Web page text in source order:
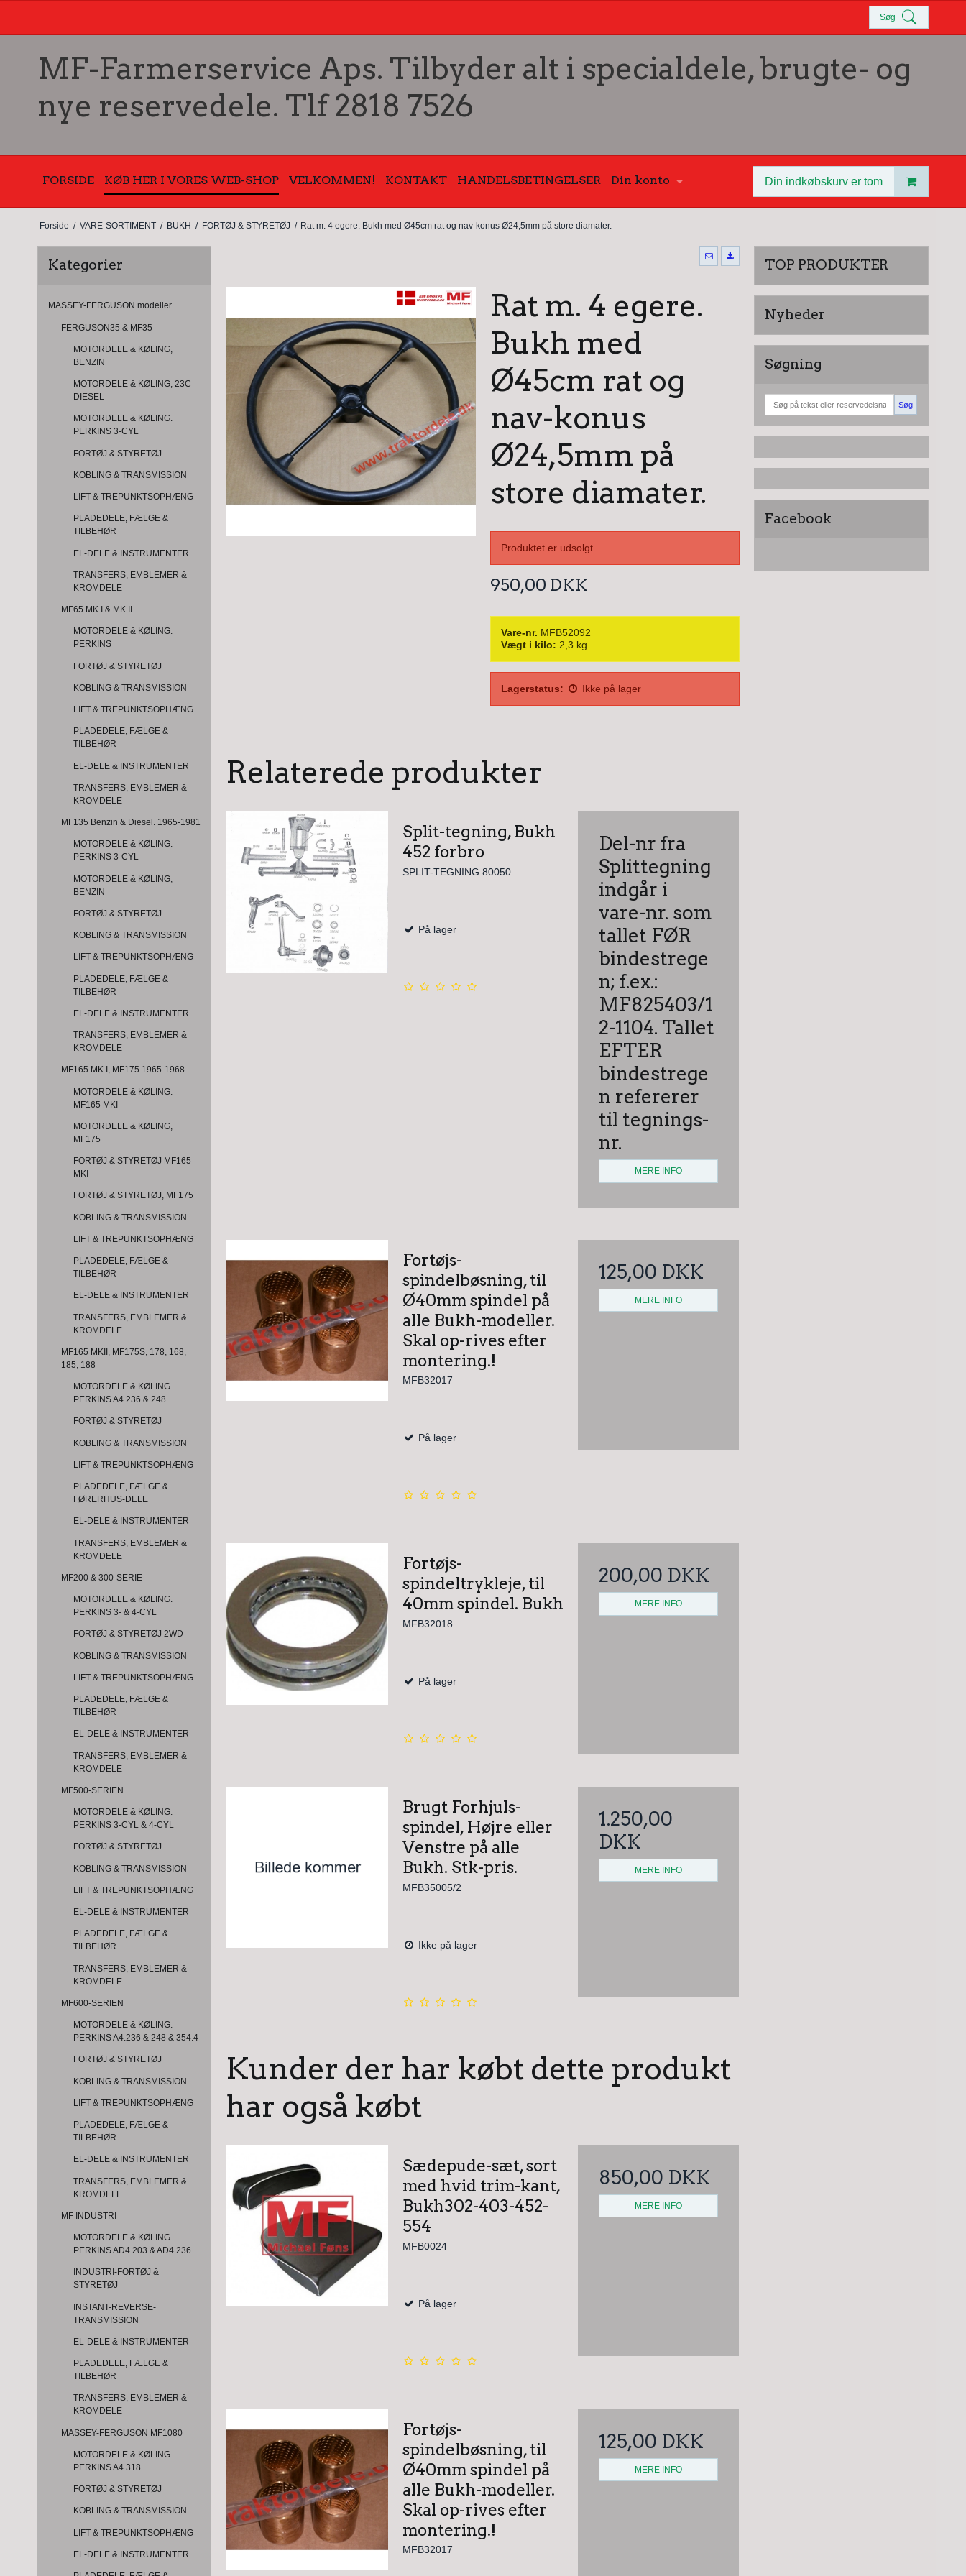
Søg
MF-Farmerservice Aps. Tilbyder alt i specialdele, brugte- og
nye reservedele. Tlf 2818 7526
FORSIDE KØB HER I VORES WEB-SHOP VELKOMMEN! KONTAKT HANDELSBETINGELSER Din konto Din indkøbskurv er tom
Forside / VARE-SORTIMENT / BUKH / FORTØJ & STYRETØJ / Rat m. 4 egere. Bukh med Ø45cm rat og nav-konus Ø24,5mm på store diamater.
Kategorier
MASSEY-FERGUSON modeller
FERGUSON35 & MF35
MOTORDELE & KØLING,
BENZIN
MOTORDELE & KØLING, 23C
DIESEL
MOTORDELE & KØLING.
PERKINS 3-CYL
FORTØJ & STYRETØJ
KOBLING & TRANSMISSION
LIFT & TREPUNKTSOPHÆNG
PLADEDELE, FÆLGE &
TILBEHØR
EL-DELE & INSTRUMENTER
TRANSFERS, EMBLEMER &
KROMDELE
MF65 MK I & MK II
MOTORDELE & KØLING.
PERKINS
FORTØJ & STYRETØJ
KOBLING & TRANSMISSION
LIFT & TREPUNKTSOPHÆNG
PLADEDELE, FÆLGE &
TILBEHØR
EL-DELE & INSTRUMENTER
TRANSFERS, EMBLEMER &
KROMDELE
MF135 Benzin & Diesel. 1965-1981
MOTORDELE & KØLING.
PERKINS 3-CYL
MOTORDELE & KØLING,
BENZIN
FORTØJ & STYRETØJ
KOBLING & TRANSMISSION
LIFT & TREPUNKTSOPHÆNG
PLADEDELE, FÆLGE &
TILBEHØR
EL-DELE & INSTRUMENTER
TRANSFERS, EMBLEMER &
KROMDELE
MF165 MK I, MF175 1965-1968
MOTORDELE & KØLING.
MF165 MKI
MOTORDELE & KØLING,
MF175
FORTØJ & STYRETØJ MF165
MKI
FORTØJ & STYRETØJ, MF175
KOBLING & TRANSMISSION
LIFT & TREPUNKTSOPHÆNG
PLADEDELE, FÆLGE &
TILBEHØR
EL-DELE & INSTRUMENTER
TRANSFERS, EMBLEMER &
KROMDELE
MF165 MKII, MF175S, 178, 168,
185, 188
MOTORDELE & KØLING.
PERKINS A4.236 & 248
FORTØJ & STYRETØJ
KOBLING & TRANSMISSION
LIFT & TREPUNKTSOPHÆNG
PLADEDELE, FÆLGE &
FØRERHUS-DELE
EL-DELE & INSTRUMENTER
TRANSFERS, EMBLEMER &
KROMDELE
MF200 & 300-SERIE
MOTORDELE & KØLING.
PERKINS 3- & 4-CYL
FORTØJ & STYRETØJ 2WD
KOBLING & TRANSMISSION
LIFT & TREPUNKTSOPHÆNG
PLADEDELE, FÆLGE &
TILBEHØR
EL-DELE & INSTRUMENTER
TRANSFERS, EMBLEMER &
KROMDELE
MF500-SERIEN
MOTORDELE & KØLING.
PERKINS 3-CYL & 4-CYL
FORTØJ & STYRETØJ
KOBLING & TRANSMISSION
LIFT & TREPUNKTSOPHÆNG
EL-DELE & INSTRUMENTER
PLADEDELE, FÆLGE &
TILBEHØR
TRANSFERS, EMBLEMER &
KROMDELE
MF600-SERIEN
MOTORDELE & KØLING.
PERKINS A4.236 & 248 & 354.4
FORTØJ & STYRETØJ
KOBLING & TRANSMISSION
LIFT & TREPUNKTSOPHÆNG
PLADEDELE, FÆLGE &
TILBEHØR
EL-DELE & INSTRUMENTER
TRANSFERS, EMBLEMER &
KROMDELE
MF INDUSTRI
MOTORDELE & KØLING.
PERKINS AD4.203 & AD4.236
INDUSTRI-FORTØJ &
STYRETØJ
INSTANT-REVERSE-
TRANSMISSION
EL-DELE & INSTRUMENTER
PLADEDELE, FÆLGE &
TILBEHØR
TRANSFERS, EMBLEMER &
KROMDELE
MASSEY-FERGUSON MF1080
MOTORDELE & KØLING.
PERKINS A4.318
FORTØJ & STYRETØJ
KOBLING & TRANSMISSION
LIFT & TREPUNKTSOPHÆNG
EL-DELE & INSTRUMENTER
Rat m. 4 egere.
Bukh med
Ø45cm rat og
nav-konus
Ø24,5mm på
store diamater.
Produktet er udsolgt.
950,00 DKK
Vare-nr. MFB52092
Vægt i kilo: 2,3 kg.
Lagerstatus: Ikke på lager
Relaterede produkter
Split-tegning, Bukh
452 forbro
SPLIT-TEGNING 80050
På lager
Del-nr fra
Splittegning
indgår i
vare-nr. som
tallet FØR
bindestrege
n; f.ex.:
MF825403/1
2-1104. Tallet
EFTER
bindestrege
n refererer
til tegnings-
nr.
MERE INFO
Fortøjs-
spindelbøsning, til
Ø40mm spindel på
alle Bukh-modeller.
Skal op-rives efter
montering.!
MFB32017
På lager
125,00 DKK
MERE INFO
Fortøjs-
spindeltrykleje, til
40mm spindel. Bukh
MFB32018
På lager
200,00 DKK
MERE INFO
Brugt Forhjuls-
spindel, Højre eller
Venstre på alle
Bukh. Stk-pris.
MFB35005/2
Ikke på lager
1.250,00
DKK
MERE INFO
Kunder der har købt dette produkt
har også købt
Sædepude-sæt, sort
med hvid trim-kant,
Bukh302-403-452-
554
MFB0024
På lager
850,00 DKK
MERE INFO
Fortøjs-
spindelbøsning, til
Ø40mm spindel på
alle Bukh-modeller.
Skal op-rives efter
montering.!
MFB32017
125,00 DKK
MERE INFO
TOP PRODUKTER
Nyheder
Søgning
Søg
Facebook